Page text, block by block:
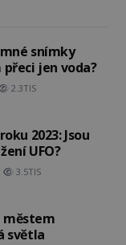
snímky
přeci jen voda?
2.3TIS
2023: Jsou
UFO?
3.5TIS
městem
světla